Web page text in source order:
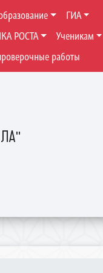
ГИА
РОСТА
Ученикам
работы